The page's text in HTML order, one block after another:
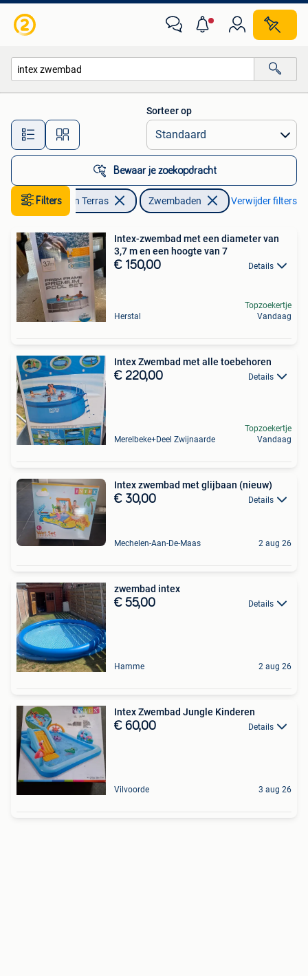
Alle afstanden…
Sorteer op
Bewaar je zoekopdracht
FiltersTuin en Terras Zwembaden Verwijder filters
Intex-zwembad met een diameter van
3,7 m en een hoogte van 7
€ 150,00 Details
Herstal
Topzoekertje
Vandaag
Intex Zwembad met alle toebehoren
€ 220,00 Details
Merelbeke+Deel Zwijnaarde
Topzoekertje
Vandaag
Intex zwembad met glijbaan (nieuw)
€ 30,00 Details
Mechelen-Aan-De-Maas 2 aug 26
zwembad intex
€ 55,00 Details
Hamme 2 aug 26
Intex Zwembad Jungle Kinderen
€ 60,00 Details
Vilvoorde 3 aug 26